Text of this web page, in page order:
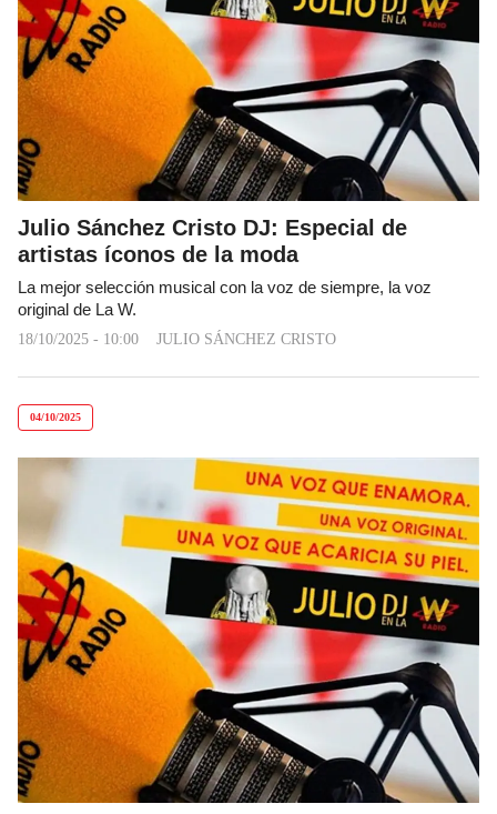
Julio Sánchez Cristo DJ: Especial de
artistas íconos de la moda
La mejor selección musical con la voz de siempre, la voz
original de La W.
18/10/2025 - 10:00 JULIO SÁNCHEZ CRISTO
04/10/2025